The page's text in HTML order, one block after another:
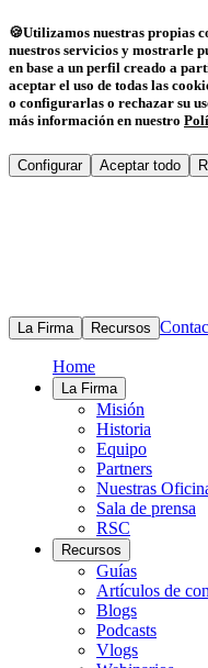
🍪Utilizamos nuestras propias
nuestros servicios y mostrarle
en base a un perfil creado a
aceptar el uso de todas las
o configurarlas o rechazar su
más información en nuestro
Configurar Aceptar todo
La Firma Recursos
Home
La Firma
Misión
Historia
Equipo
Partners
Nuestras
Sala de prensa
RSC
Recursos
Guías
Artículos de
Blogs
Podcasts
Vlogs